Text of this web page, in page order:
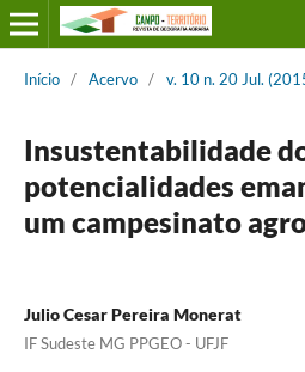
Início / Acervo / v. 10 n. 20 Jul.
Insustentabilidade
potencialidades
um campesinato
Julio Cesar Pereira Monerat
IF Sudeste MG PPGEO - UFJF